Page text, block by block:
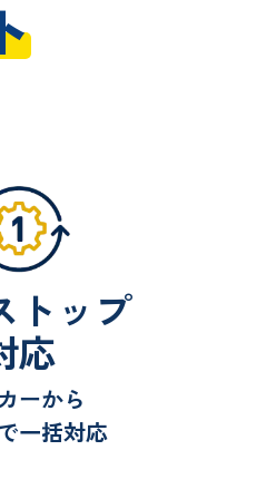
トップ
応
ーから
一括対応